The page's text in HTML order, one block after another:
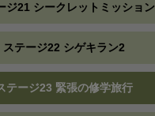
ジ21 シークレットミッション
ステージ22 シゲキラン2
テージ23 緊張の修学旅行